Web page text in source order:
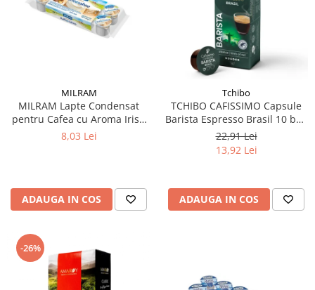
MILRAM
MILRAM Lapte Condensat
pentru Cafea cu Aroma Irish
Cream 10x14g
8,03 Lei
ADAUGA IN COS
Tchibo
TCHIBO CAFISSIMO Capsule
Barista Espresso Brasil 10 buc
80g (27.10.2026)
22,91 Lei
13,92 Lei
ADAUGA IN COS
-26%